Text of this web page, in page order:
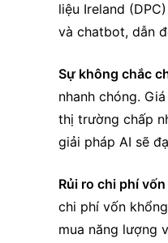
liệu Ireland
và chatbot, dẫn
Sự không chắc
nhanh chóng.
thị trường chấp
giải pháp AI sẽ
Rủi ro chi phí
chi phí vốn
mua năng lượng